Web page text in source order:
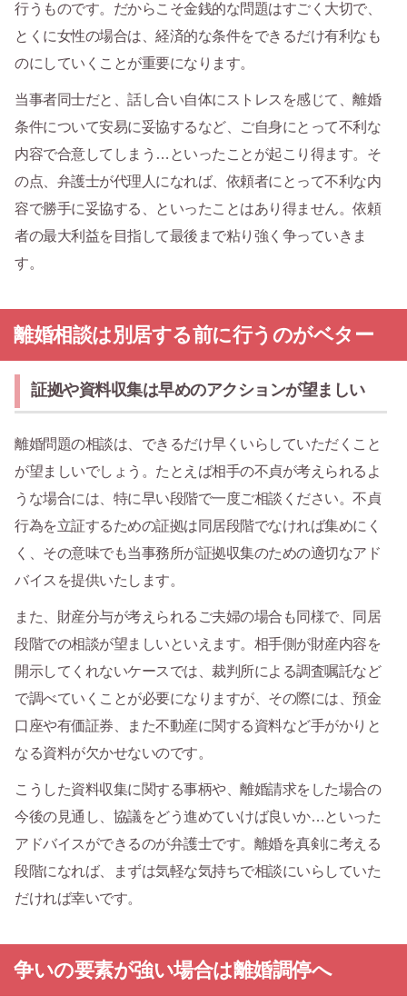
行うものです。だからこそ金銭的な問題はすごく大切で、
とくに女性の場合は、経済的な条件をできるだけ有利なも
のにしていくことが重要になります。
当事者同士だと、話し合い自体にストレスを感じて、離婚
条件について安易に妥協するなど、ご自身にとって不利な
内容で合意してしまう…といったことが起こり得ます。そ
の点、弁護士が代理人になれば、依頼者にとって不利な内
容で勝手に妥協する、といったことはあり得ません。依頼
者の最大利益を目指して最後まで粘り強く争っていきま
す。
離婚相談は別居する前に行うのがベター
証拠や資料収集は早めのアクションが望ましい
離婚問題の相談は、できるだけ早くいらしていただくこと
が望ましいでしょう。たとえば相手の不貞が考えられるよ
うな場合には、特に早い段階で一度ご相談ください。不貞
行為を立証するための証拠は同居段階でなければ集めにく
く、その意味でも当事務所が証拠収集のための適切なアド
バイスを提供いたします。
また、財産分与が考えられるご夫婦の場合も同様で、同居
段階での相談が望ましいといえます。相手側が財産内容を
開示してくれないケースでは、裁判所による調査嘱託など
で調べていくことが必要になりますが、その際には、預金
口座や有価証券、また不動産に関する資料など手がかりと
なる資料が欠かせないのです。
こうした資料収集に関する事柄や、離婚請求をした場合の
今後の見通し、協議をどう進めていけば良いか…といった
アドバイスができるのが弁護士です。離婚を真剣に考える
段階になれば、まずは気軽な気持ちで相談にいらしていた
だければ幸いです。
争いの要素が強い場合は離婚調停へ